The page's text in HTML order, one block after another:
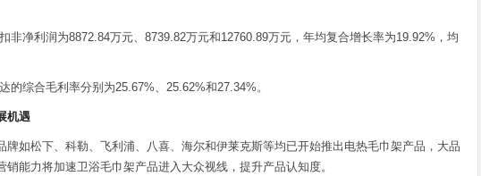
非净利润为8872.84万元、8739.82万元和12760.89万元，年均复合增长率为19.92%，均
的综合毛利率分别为25.67%、25.62%和27.34%。
机遇
牌如松下、科勒、飞利浦、八喜、海尔和伊莱克斯等均已开始推出电热毛巾架产品，大品
销能力将加速卫浴毛巾架产品进入大众视线，提升产品认知度。